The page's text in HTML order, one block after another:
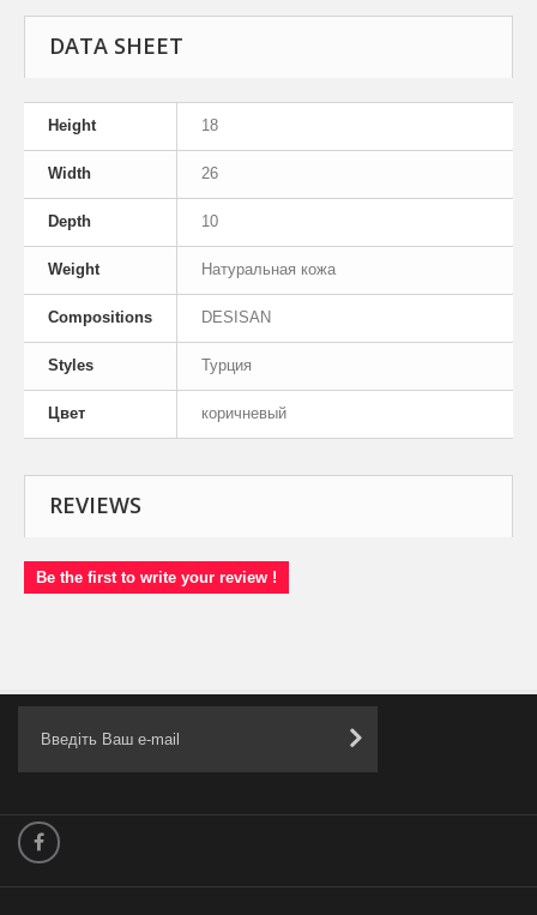
DATA SHEET
Height 18
Width 26
Depth 10
Weight Натуральная кожа
Compositions DESISAN
Styles Турция
Цвет коричневый
REVIEWS
Be the first to write your review !